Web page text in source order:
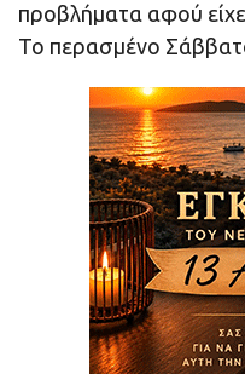
προβλήματα αφού
Το περασμένο